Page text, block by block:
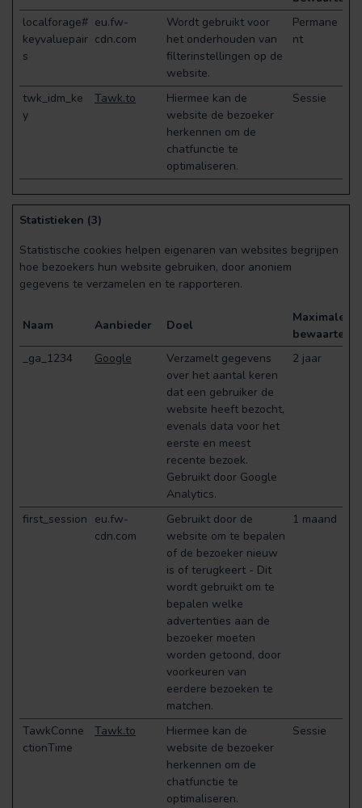
localforage#
keyvaluepair
s
eu.fw-
cdn.com
Wordt gebruikt voor
het onderhouden van
filterinstellingen op de
website.
Permane
nt
twk_idm_ke
y
Tawk.to
Hiermee kan de
website de bezoeker
herkennen om de
chatfunctie te
optimaliseren.
Sessie
Statistieken (3)
Statistische cookies helpen eigenaren van websites begrijpen
hoe bezoekers hun website gebruiken, door anoniem
gegevens te verzamelen en te rapporteren.
Naam Aanbieder Doel
Maximale
_ga_1234
Google
Verzamelt gegevens
over het aantal keren
dat een gebruiker de
website heeft bezocht,
evenals data voor het
eerste en meest
recente bezoek.
Gebruikt door Google
Analytics.
2 jaar
first_session eu.fw-
cdn.com
Gebruikt door de
website om te bepalen
of de bezoeker nieuw
is of terugkeert - Dit
wordt gebruikt om te
bepalen welke
advertenties aan de
bezoeker moeten
worden getoond, door
voorkeuren van
eerdere bezoeken te
matchen.
1 maand
TawkConne
ctionTime
Tawk.to
Hiermee kan de
website de bezoeker
herkennen om de
chatfunctie te
optimaliseren.
Sessie